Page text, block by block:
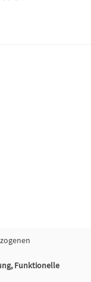
Funktionelle